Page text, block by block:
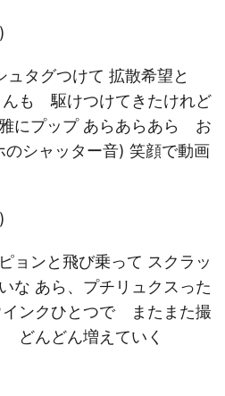
タグつけて 拡散希望と
んも 駆けつけてきたけれど
にプップ あらあらあら お
シャッター音) 笑顔で動画
ンと飛び乗って スクラッ
な あら、プチリュクスった
ンクひとつで またまた撮
どんどん増えていく